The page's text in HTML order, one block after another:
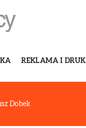
REKLAMA I DRUK
Dobek